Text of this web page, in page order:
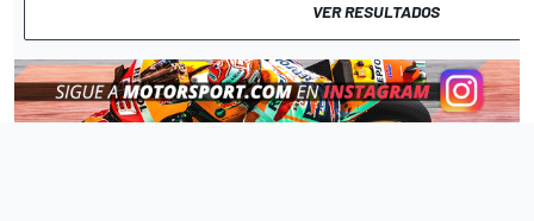
VER RESULTADOS